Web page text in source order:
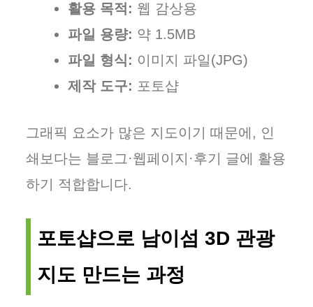
활용 목적: 웹 감상용
파일 용량: 약 1.5MB
파일 형식: 이미지 파일(JPG)
제작 도구: 포토샵
그래픽 요소가 많은 지도이기 때문에, 인
쇄보다는 블로그·웹페이지·후기 글에 활용
하기 적합합니다.
포토샵으로 남이섬 3D 관광
지도 만드는 과정